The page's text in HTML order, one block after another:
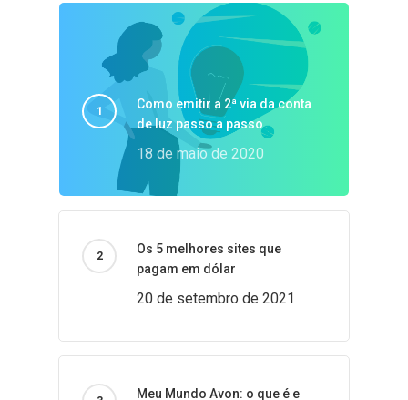
Como emitir a 2ª via da conta
de luz passo a passo
18 de maio de 2020
Os 5 melhores sites que
pagam em dólar
20 de setembro de 2021
Meu Mundo Avon: o que é e